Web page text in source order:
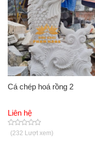
Chính sách
Liên hệ
Cá chép hoá rồng 2
Liên hệ
(232 Lượt xem)